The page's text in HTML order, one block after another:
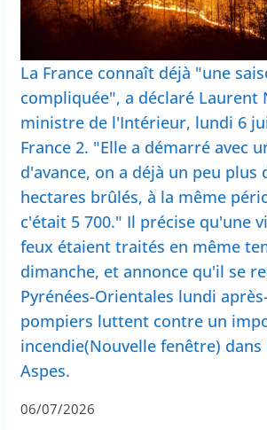
La France connaît déjà "une
compliquée", a déclaré Laurent
ministre de l'Intérieur, lundi 6
France 2. "Elle a démarré avec
d'avance, on a déjà un peu plus
hectares brûlés, à la même
c'était 5 700." Il précise qu'une
feux étaient traités en même
dimanche, et annonce qu'il se
Pyrénées-Orientales lundi
pompiers luttent contre un
incendie(Nouvelle fenêtre) dans
Aspes.
06/07/2026